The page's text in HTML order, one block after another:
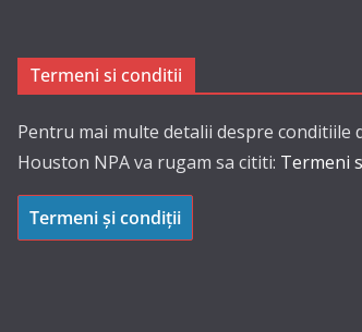
Termeni si conditii
Pentru mai multe detalii despre conditiile
Houston NPA va rugam sa cititi: Termeni
Termeni și condiții